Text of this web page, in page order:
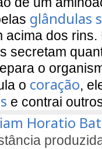
glândulas
acima dos rins.
secretam
o
o coração,
e contrai
Horatio